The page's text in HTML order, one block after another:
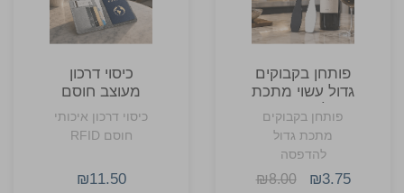
פותחן בקבוקים
גדול עשוי מתכת
להדפסה
פותחן בקבוקים
מתכת גדול
להדפסה
₪3.75
₪8.00
כיסוי דרכון
מעוצב חוסם
RFID מבד ו-PU
כיסוי דרכון איכותי
חוסם RFID
₪11.50